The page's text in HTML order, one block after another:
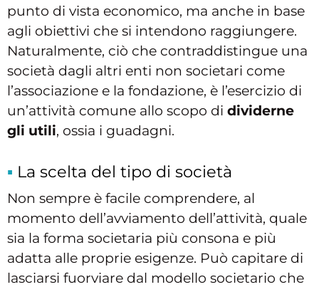
punto di vista economico, ma anche in base
agli obiettivi che si intendono raggiungere.
Naturalmente, ciò che contraddistingue una
società dagli altri enti non societari come
l’associazione e la fondazione, è l’esercizio di
un’attività comune allo scopo di dividerne
gli utili, ossia i guadagni.
La scelta del tipo di società
Non sempre è facile comprendere, al
momento dell’avviamento dell’attività, quale
sia la forma societaria più consona e più
adatta alle proprie esigenze. Può capitare di
lasciarsi fuorviare dal modello societario che